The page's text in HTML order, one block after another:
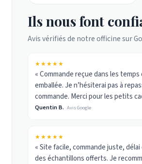
Ils nous font
Avis vérifiés de notre officine sur
★★★★★
« Commande reçue dans les
emballée. Je n’hésiterai pas à
commande. Merci pour les petits
Quentin B. Avis Google
★★★★★
« Site facile, commande juste,
des échantillons offerts. Je